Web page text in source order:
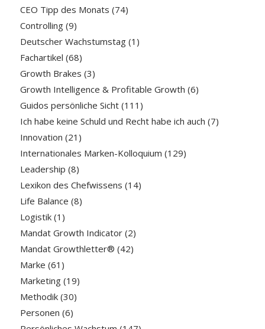
CEO Tipp des Monats (74)
Controlling(9)
Deutscher Wachstumstag(1)
Fachartikel (68)
Growth Brakes (3)
Growth Intelligence & Profitable Growth (6)
Guidos persönliche Sicht(111)
Ich habe keine Schuld und Recht habe ich auch (7)
Innovation (21)
Internationales Marken-Kolloquium (129)
Leadership (8)
Lexikon des Chefwissens (14)
Life Balance (8)
Logistik(1)
Mandat Growth Indicator(2)
Mandat Growthletter® (42)
Marke (61)
Marketing(19)
Methodik(30)
Personen (6)